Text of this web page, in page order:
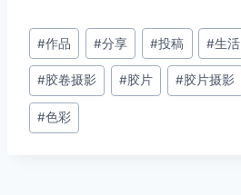
文
章
标
签：
#作品 #分享 #投稿 #生活
#胶卷摄影 #胶片 #胶片摄影
#色彩